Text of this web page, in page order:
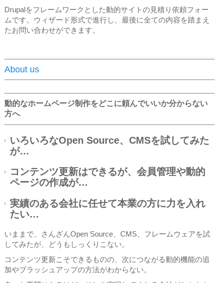
Drupalをフレームワークとした動的サイトの見積り依頼フォー
ムです。ウィザード形式で進行し、最後に全ての内容を踏まえ
たお問い合わせができます。
About us
動的なホームページ制作をどこに頼んでいいか分からない
方へ
いろいろなOpen Source、CMSを試してみた
が…
コンテンツ更新はできるが、会員管理や動的
ページの作成が…
実績のある会社に任せて本業の方に力を入れ
たい…
いままで、さんざんOpen Source、CMS、フレームウェアを試
してみたが、どうもしっくりこない。
コンテンツ更新こそできるものの、次につながる動的機能の追
加やブラッシュアップの方法がわからない。